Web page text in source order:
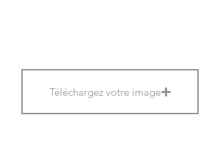
Téléchargez votre image